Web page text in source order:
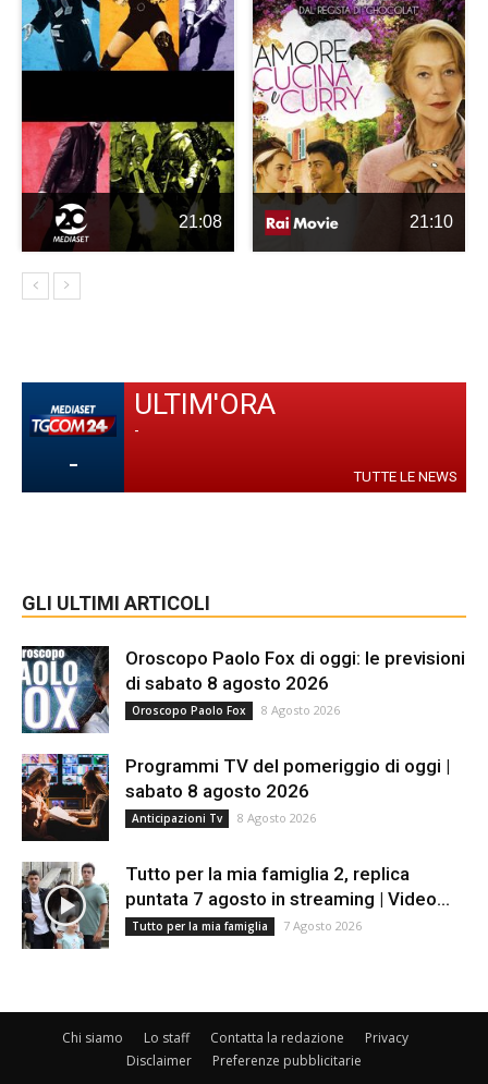
21:08 21:10
-
ULTIM'ORA
-
TUTTE LE NEWS
GLI ULTIMI ARTICOLI
Oroscopo Paolo Fox di oggi: le previsioni
di sabato 8 agosto 2026
Oroscopo Paolo Fox 8 Agosto 2026
Programmi TV del pomeriggio di oggi |
sabato 8 agosto 2026
Anticipazioni Tv 8 Agosto 2026
Tutto per la mia famiglia 2, replica
puntata 7 agosto in streaming | Video...
Tutto per la mia famiglia 7 Agosto 2026
Chi siamo Lo staff Contatta la redazione
Privacy
Disclaimer
Preferenze pubblicitarie